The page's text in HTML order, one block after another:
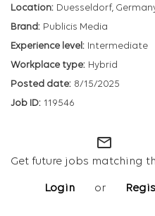
Duesseldorf,
Publicis Media
Intermediate
Hybrid
8/15/2025
119546
mail_outline
Get future jobs matching
Login or